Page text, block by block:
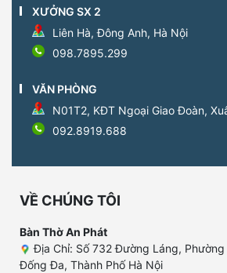
XƯỞNG SX 2
Liên Hà, Đông Anh, Hà Nội
098.7895.299
VĂN PHÒNG
N01T2, KĐT Ngoại Giao Đoàn,
092.8919.688
VỀ CHÚNG TÔI
Bàn Thờ An Phát
Địa Chỉ: Số 732 Đường Láng,
Đống Đa, Thành Phố Hà Nội